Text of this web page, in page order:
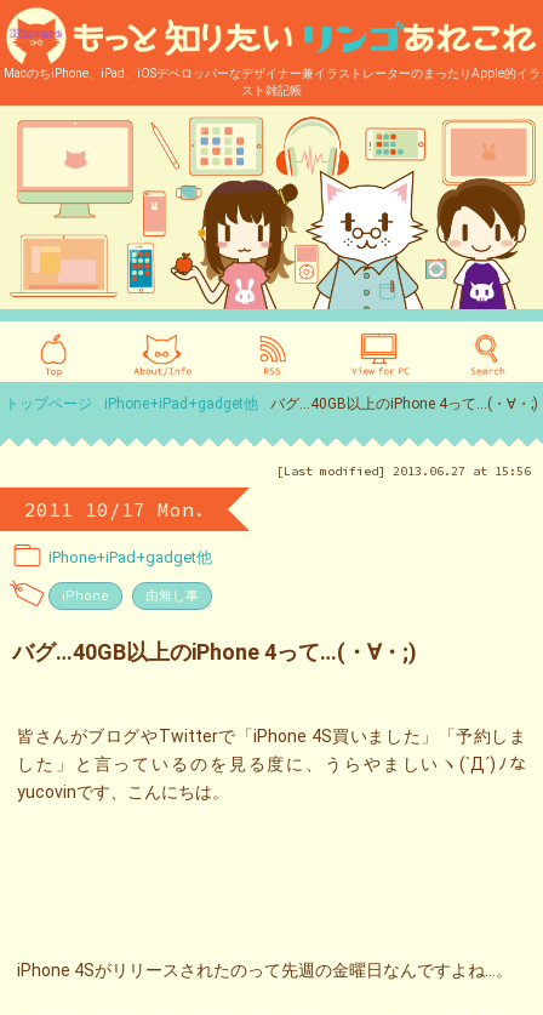
MacのちiPhone、iPad、iOSデベロッパーなデザイナー兼イラストレーターのまったりApple的イラ
スト雑記帳
トップページ iPhone+iPad+gadget他 バグ…40GB以上のiPhone 4って…(・∀・;)
[Last modified] 2013.06.27 at 15:56
2011 10/17 Mon.
iPhone+iPad+gadget他
iPhone 由無し事
バグ…40GB以上のiPhone 4って…(・∀・;)
皆さんがブログやTwitterで「iPhone 4S買いました」「予約しま
した」と言っているのを見る度に、うらやましいヽ(`Д´)ﾉな
yucovinです、こんにちは。
iPhone 4Sがリリースされたのって先週の金曜日なんですよね…。